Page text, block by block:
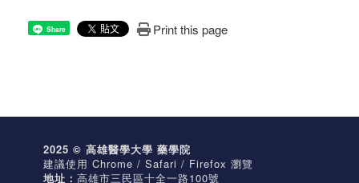
Share Print this page
2025 © 高雄醫學大學 藥學院
建議使用 Chrome / Safari / Firefox 瀏覽
地址： 高雄市三民區十全一路100號